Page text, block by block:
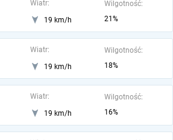
Wiatr:
19 km/h
Wilgotność:
21%
Wiatr:
19 km/h
Wilgotność:
18%
Wiatr:
19 km/h
Wilgotność:
16%